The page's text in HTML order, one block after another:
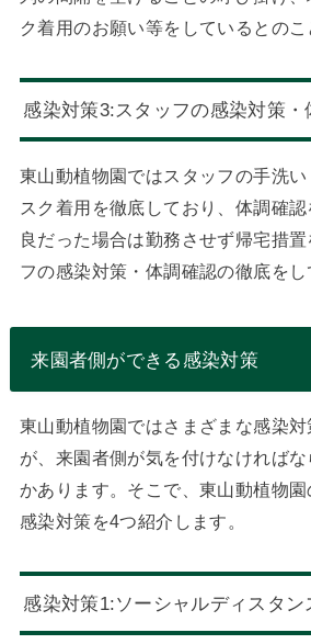
ク着用のお願い等をしているとのこ
感染対策3:スタッフの感染対策
東山動植物園ではスタッフの手洗
スク着用を徹底しており、体調確
良だった場合は勤務させず帰宅措
フの感染対策・体調確認の徹底をし
来園者側ができる感染対策
東山動植物園ではさまざまな感染
が、来園者側が気を付けなければ
かあります。そこで、東山動植物
感染対策を4つ紹介します。
感染対策1:ソーシャルディスタン